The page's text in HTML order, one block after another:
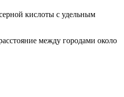
кислоты с удельным
между городами около